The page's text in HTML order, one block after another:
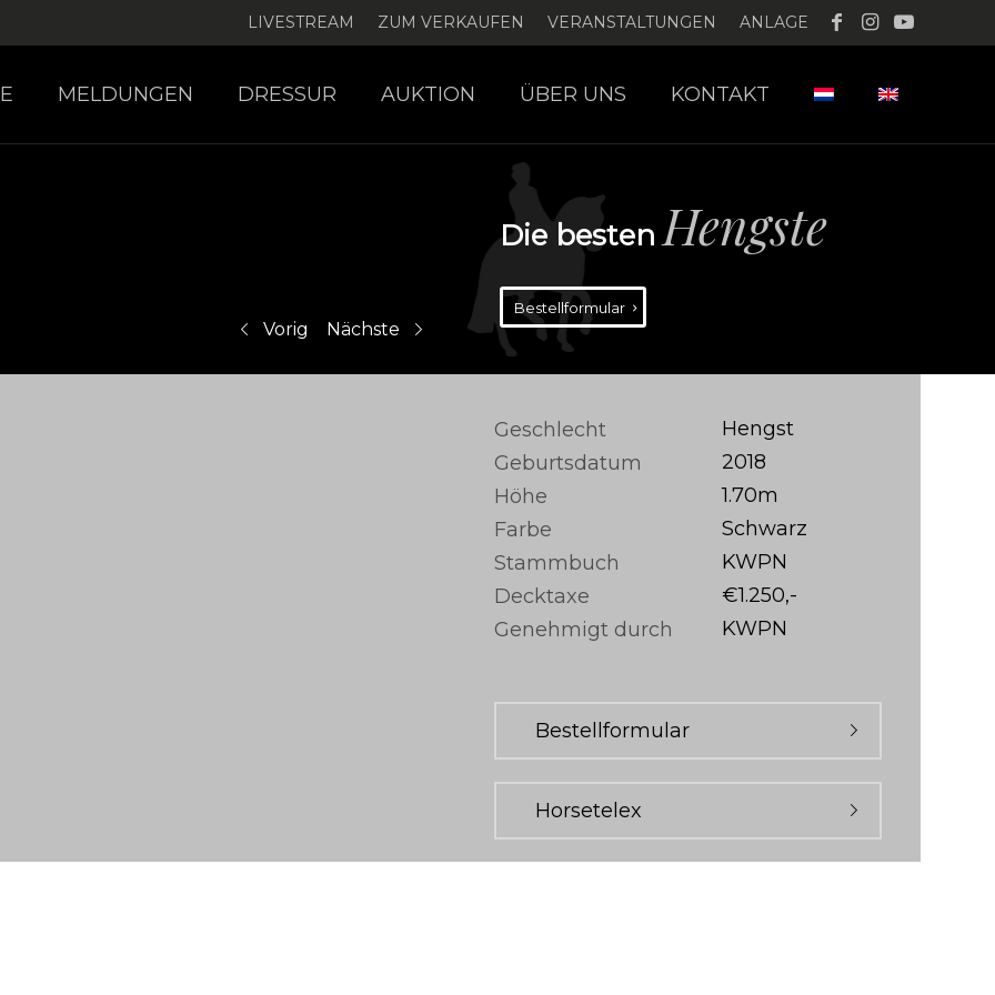
LIVESTREAM ZUM VERKAUFEN VERANSTALTUNGEN ANLAGE
MELDUNGEN DRESSUR AUKTION ÜBER UNS KONTAKT
Nächste
Vorig
Die besten Hengste
Bestellformular
Geschlecht
Hengst
Geburtsdatum
2018
Höhe
1.70m
Farbe
Schwarz
Stammbuch
KWPN
Decktaxe
€1.250,-
Genehmigt durch
KWPN
Bestellformular
Horsetelex